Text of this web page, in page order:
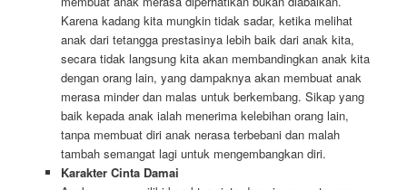
Karena kadang kita mungkin tidak sadar, ketika melihat
anak dari tetangga prestasinya lebih baik dari anak kita,
secara tidak langsung kita akan membandingkan anak kita
dengan orang lain, yang dampaknya akan membuat anak
merasa minder dan malas untuk berkembang. Sikap yang
baik kepada anak ialah menerima kelebihan orang lain,
tanpa membuat diri anak nerasa terbebani dan malah
tambah semangat lagi untuk mengembangkan diri.
Karakter Cinta Damai